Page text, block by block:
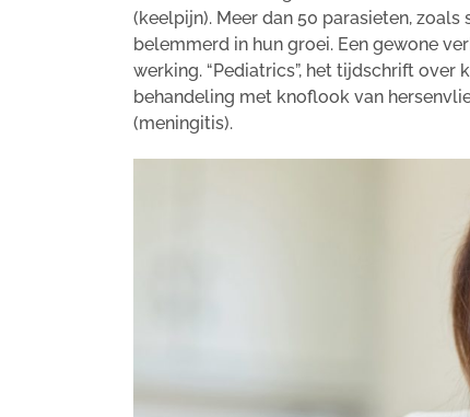
(keelpijn). Meer dan 50 parasieten,
belemmerd in hun groei. Een gewone
werking. “Pediatrics”, het tijdschrift
behandeling met knoflook van
(meningitis).